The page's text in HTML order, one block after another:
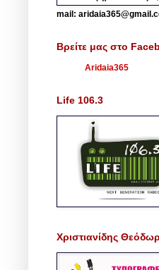
mail:
Βρείτε μας στο
Aridaia365
Life 106.3
Χριστιανίδης